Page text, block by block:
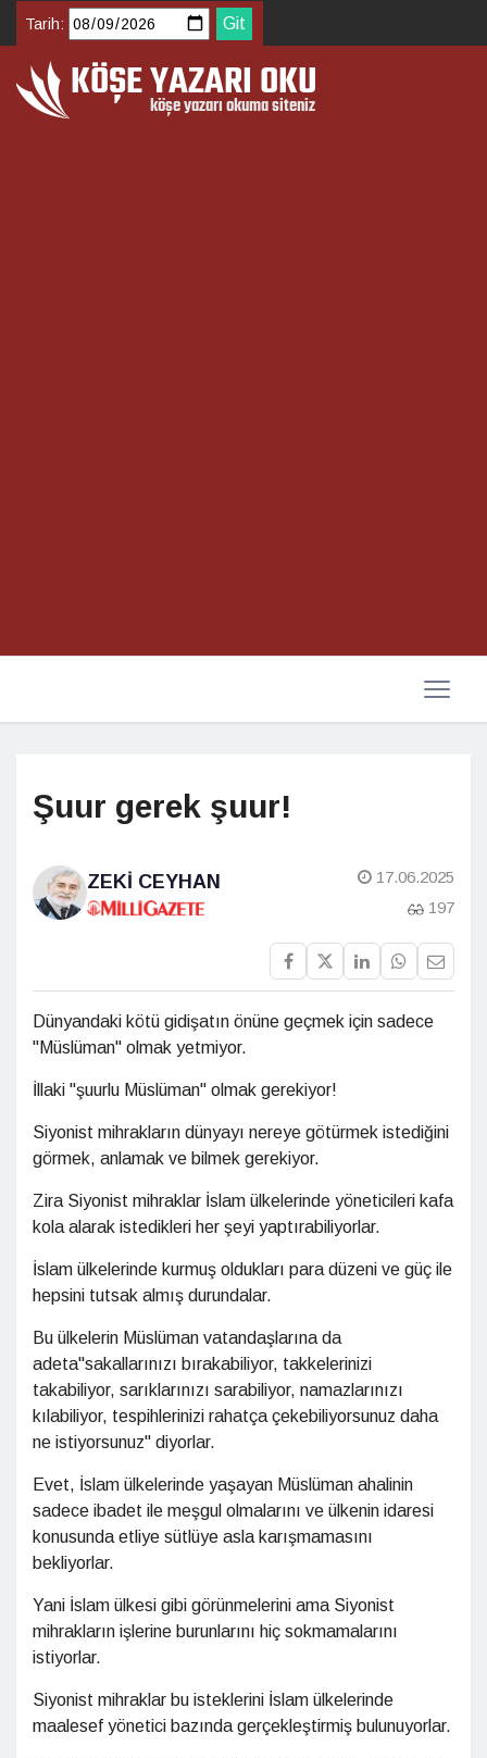
Tarih:
Şuur gerek şuur!
ZEKI CEYHAN
17.06.2025
197
Dünyandaki kötü gidişatın önüne geçmek için sadece
"Müslüman" olmak yetmiyor.
İllaki "şuurlu Müslüman" olmak gerekiyor!
Siyonist mihrakların dünyayı nereye götürmek istediğini
görmek, anlamak ve bilmek gerekiyor.
Zira Siyonist mihraklar İslam ülkelerinde yöneticileri kafa
kola alarak istedikleri her şeyi yaptırabiliyorlar.
İslam ülkelerinde kurmuş oldukları para düzeni ve güç ile
hepsini tutsak almış durundalar.
Bu ülkelerin Müslüman vatandaşlarına da
adeta"sakallarınızı bırakabiliyor, takkelerinizi
takabiliyor, sarıklarınızı sarabiliyor, namazlarınızı
kılabiliyor, tespihlerinizi rahatça çekebiliyorsunuz daha
ne istiyorsunuz" diyorlar.
Evet, İslam ülkelerinde yaşayan Müslüman ahalinin
sadece ibadet ile meşgul olmalarını ve ülkenin idaresi
konusunda etliye sütlüye asla karışmamasını
bekliyorlar.
Yani İslam ülkesi gibi görünmelerini ama Siyonist
mihrakların işlerine burunlarını hiç sokmamalarını
istiyorlar.
Siyonist mihraklar bu isteklerini İslam ülkelerinde
maalesef yönetici bazında gerçekleştirmiş bulunuyorlar.